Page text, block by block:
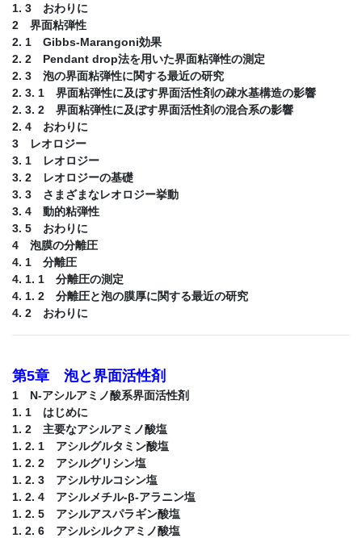
1. 3 おわりに
2 界面粘弾性
2. 1 Gibbs-Marangoni効果
2. 2 Pendant drop法を用いた界面粘弾性の測定
2. 3 泡の界面粘弾性に関する最近の研究
2. 3. 1 界面粘弾性に及ぼす界面活性剤の疎水基構造の影響
2. 3. 2 界面粘弾性に及ぼす界面活性剤の混合系の影響
2. 4 おわりに
3 レオロジー
3. 1 レオロジー
3. 2 レオロジーの基礎
3. 3 さまざまなレオロジー挙動
3. 4 動的粘弾性
3. 5 おわりに
4 泡膜の分離圧
4. 1 分離圧
4. 1. 1 分離圧の測定
4. 1. 2 分離圧と泡の膜厚に関する最近の研究
4. 2 おわりに
第5章 泡と界面活性剤
1 N-アシルアミノ酸系界面活性剤
1. 1 はじめに
1. 2 主要なアシルアミノ酸塩
1. 2. 1 アシルグルタミン酸塩
1. 2. 2 アシルグリシン塩
1. 2. 3 アシルサルコシン塩
1. 2. 4 アシルメチル-β-アラニン塩
1. 2. 5 アシルアスパラギン酸塩
1. 2. 6 アシルシルクアミノ酸塩